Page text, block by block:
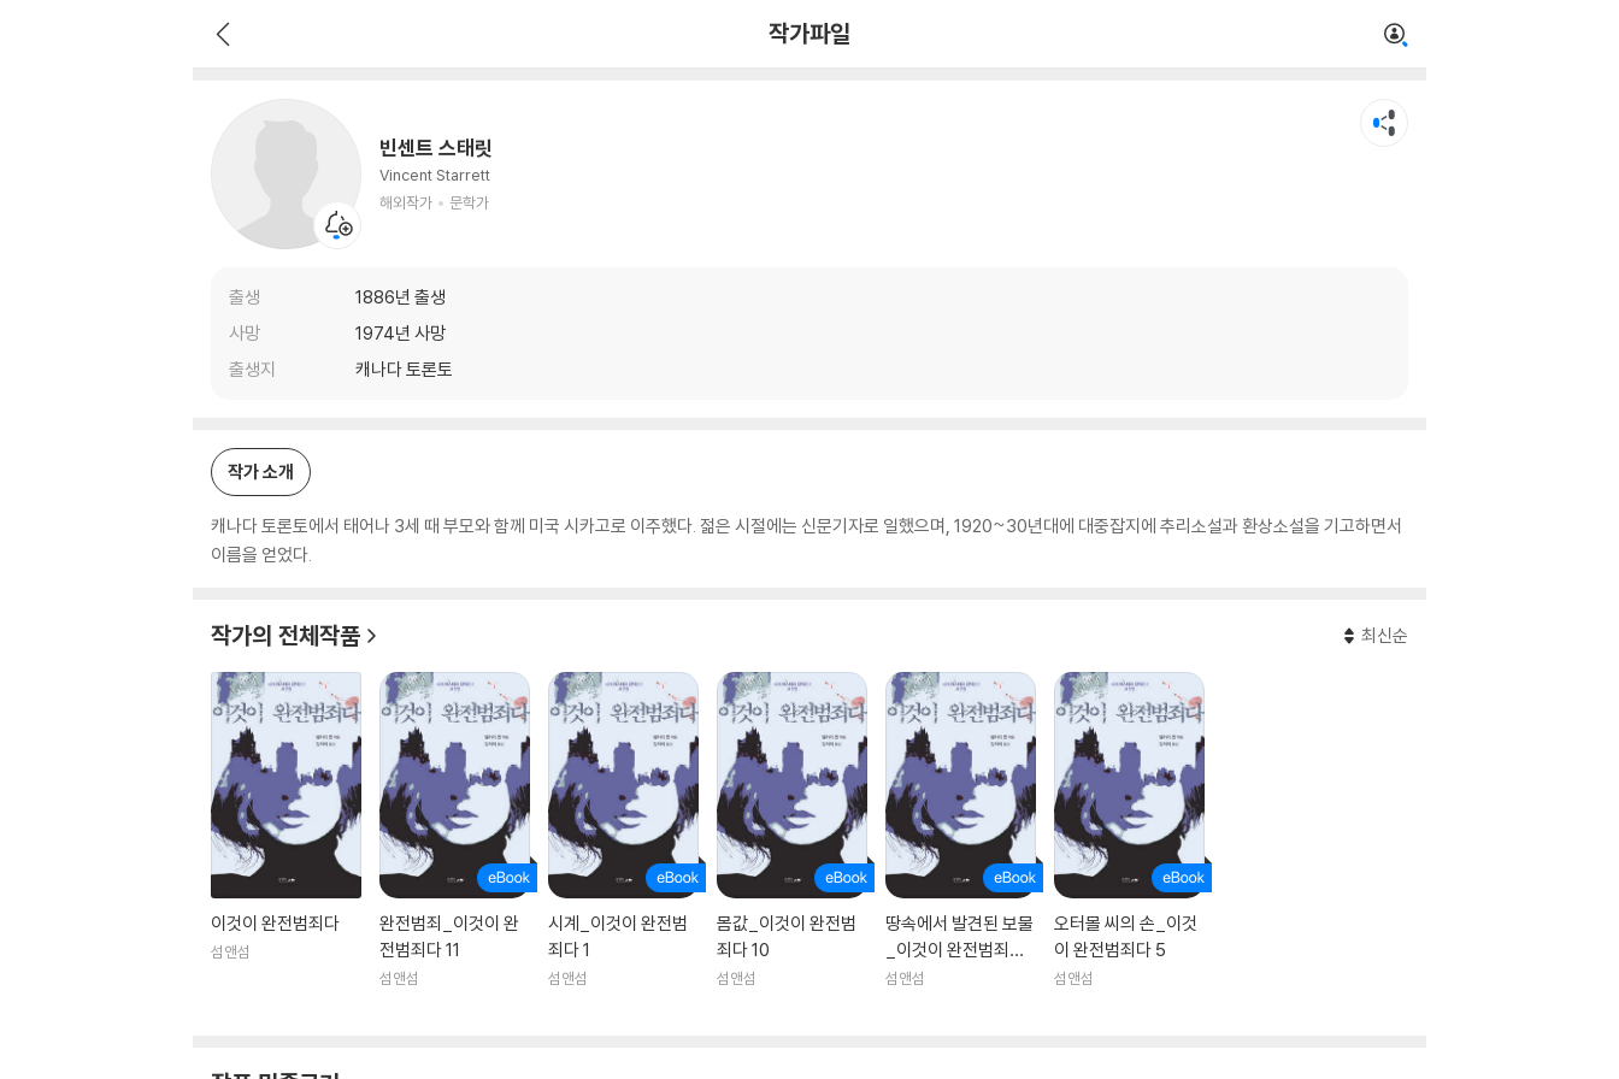
작가파일
빈센트 스태릿
Vincent Starrett
해외작가
문학가
출생
1886년 출생
사망
1974년 사망
출생지
캐나다 토론토
작가 소개
캐나다 토론토에서 태어나 3세 때 부모와 함께 미국 시카고로 이주했다. 젊은 시절에는 신문기자로 일했으며, 1920~30년대에 대중잡지에 추리소설과 환상소설을 기고하면서
이름을 얻었다.
작가의 전체작품 최신순
이것이 완전범죄다
섬앤섬
완전범죄_이것이 완
전범죄다 11
섬앤섬
시계_이것이 완전범
죄다 1
섬앤섬
몸값_이것이 완전범
죄다 10
섬앤섬
땅속에서 발견된 보물
_이것이 완전범죄다
6
섬앤섬
오터몰 씨의 손_이것
이 완전범죄다 5
섬앤섬